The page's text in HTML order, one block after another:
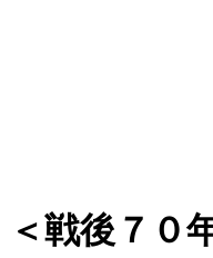
＜戦後７０